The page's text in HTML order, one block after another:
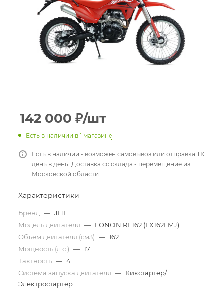
142 000 ₽/шт
Есть в наличии в 1 магазине
Есть в наличии - возможен самовывоз или отправка ТК
день в день. Доставка со склада - перемещение из
Московской области.
Характеристики
Бренд — JHL
Модель двигателя — LONCIN RE162 (LX162FMJ)
Объем двигателя (см3) — 162
Мощность (л.с.) — 17
Тактность — 4
Система запуска двигателя — Кикстартер/
Электростартер